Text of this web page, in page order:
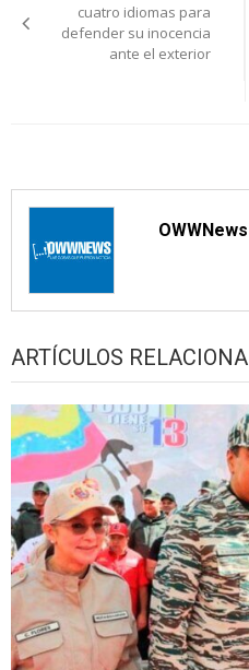
de
entradas
cuatro idiomas para
defender su inocencia
ante el exterior
OWWNews
ARTÍCULOS